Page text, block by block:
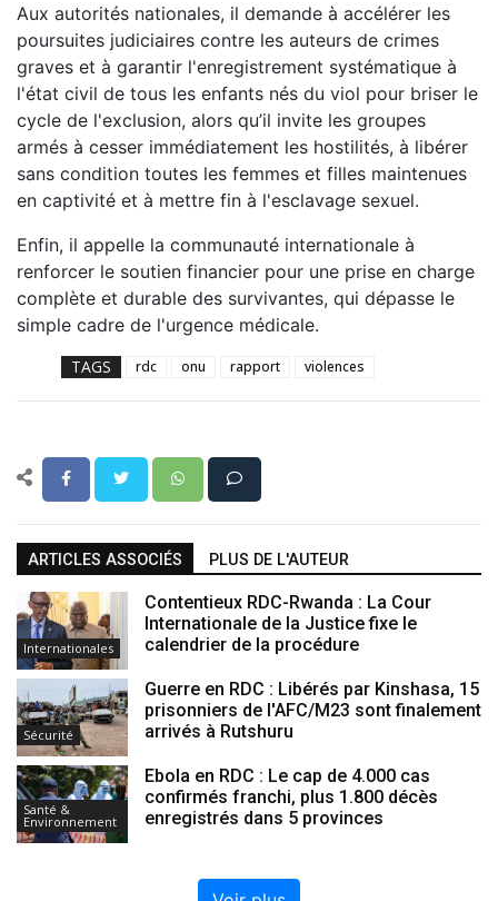
Aux autorités nationales, il demande à accélérer les
poursuites judiciaires contre les auteurs de crimes
graves et à garantir l'enregistrement systématique à
l'état civil de tous les enfants nés du viol pour briser le
cycle de l'exclusion, alors qu’il invite les groupes
armés à cesser immédiatement les hostilités, à libérer
sans condition toutes les femmes et filles maintenues
en captivité et à mettre fin à l'esclavage sexuel.
Enfin, il appelle la communauté internationale à
renforcer le soutien financier pour une prise en charge
complète et durable des survivantes, qui dépasse le
simple cadre de l'urgence médicale.
TAGS rdc onu rapport violences
ARTICLES ASSOCIÉS PLUS DE L'AUTEUR
Internationales
Contentieux RDC-Rwanda : La Cour
Internationale de la Justice fixe le
calendrier de la procédure
Sécurité
Guerre en RDC : Libérés par Kinshasa, 15
prisonniers de l'AFC/M23 sont finalement
arrivés à Rutshuru
Santé &
Environnement
Ebola en RDC : Le cap de 4.000 cas
confirmés franchi, plus 1.800 décès
enregistrés dans 5 provinces